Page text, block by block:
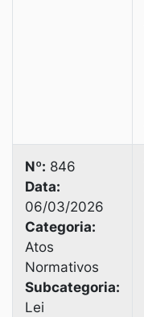
Nº: 846
Data:
06/03/2026
Categoria:
Atos
Normativos
Subcategoria:
Lei